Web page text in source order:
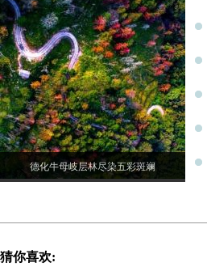
德化牛母岐层林尽染五彩斑斓
猜你喜欢: